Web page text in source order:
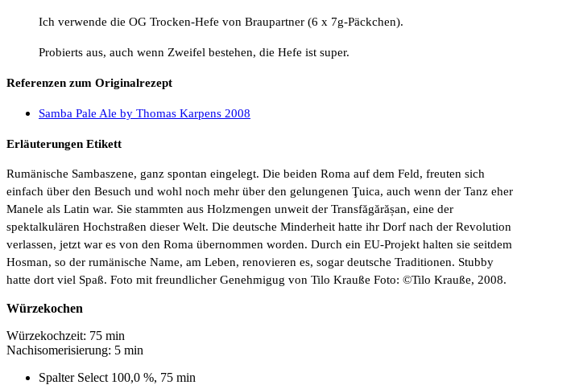
Ich verwende die OG Trocken-Hefe von Braupartner (6 x 7g-Päckchen).
Probierts aus, auch wenn Zweifel bestehen, die Hefe ist super.
Referenzen zum Originalrezept
Samba Pale Ale by Thomas Karpens 2008
Erläuterungen Etikett
Rumänische Sambaszene, ganz spontan eingelegt. Die beiden Roma auf dem Feld, freuten sich
einfach über den Besuch und wohl noch mehr über den gelungenen Ţuica, auch wenn der Tanz eher
Manele als Latin war. Sie stammten aus Holzmengen unweit der Transfăgărășan, eine der
spektalkulären Hochstraßen dieser Welt. Die deutsche Minderheit hatte ihr Dorf nach der Revolution
verlassen, jetzt war es von den Roma übernommen worden. Durch ein EU-Projekt halten sie seitdem
Hosman, so der rumänische Name, am Leben, renovieren es, sogar deutsche Traditionen. Stubby
hatte dort viel Spaß. Foto mit freundlicher Genehmigug von Tilo Krauße Foto: ©Tilo Krauße, 2008.
Würzekochen
Würzekochzeit: 75 min
Nachisomerisierung: 5 min
Spalter Select 100,0 %, 75 min